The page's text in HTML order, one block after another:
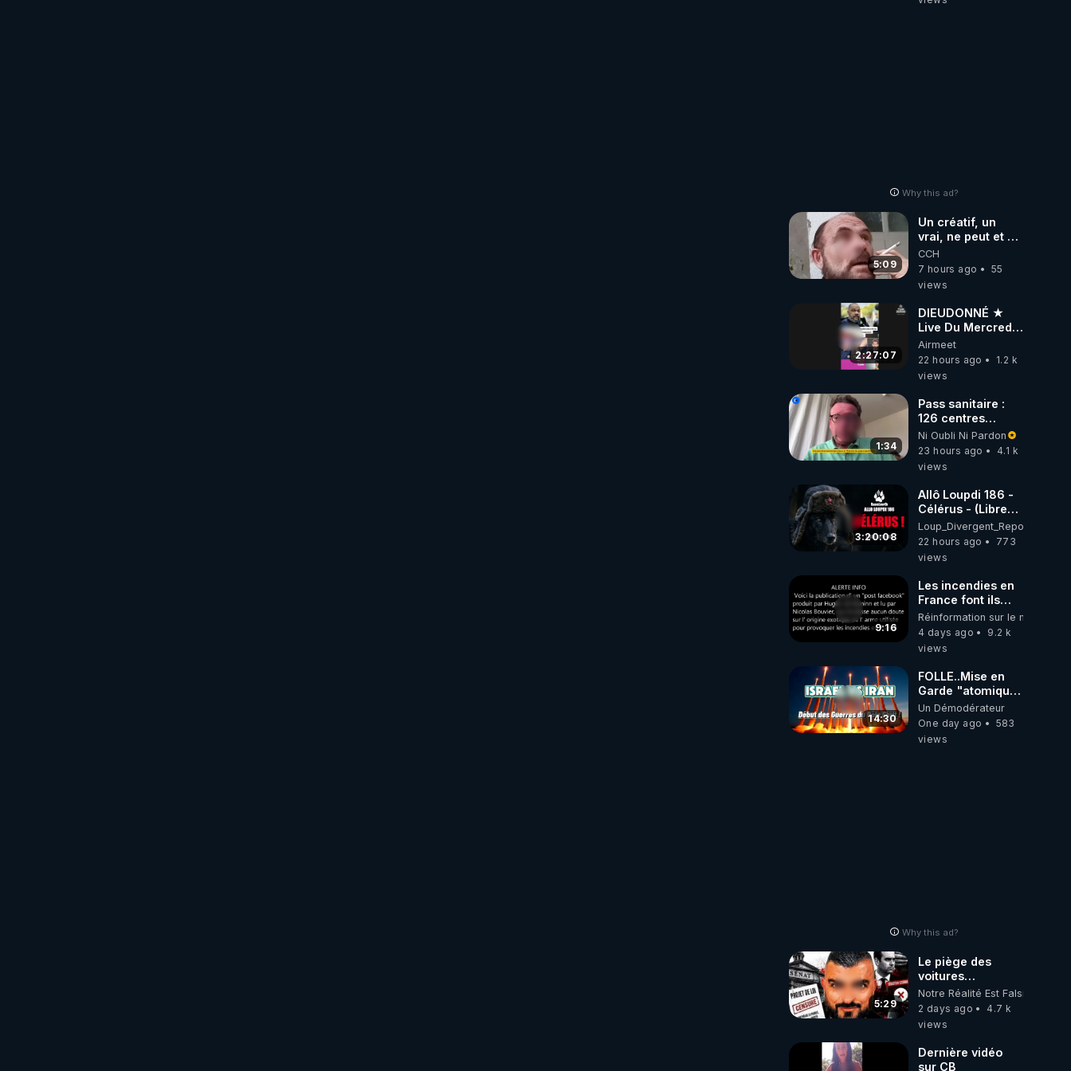
Why this ad?
5:09
Un créatif, un
vrai, ne peut et ne
doit pas faire
appel à
l'intelligence
CCH
7 hours ago
55
views
2:27:07
DIEUDONNÉ ★
Live Du Mercredi
5 Août 2026
Airmeet
22 hours ago
1.2 k
views
1:34
Pass sanitaire :
126 centres
commerciaux
concernés par
l'obligation dans
Ni Oubli Ni Pardon
23 hours ago
4.1 k
views
3:20:08
Allô Loupdi 186 -
Célérus - (Libre
Antenne) - Loup
Divergent
2026.08.06
Loup_Divergent_Reposts
22 hours ago
773
views
9:16
Les incendies en
France font ils
partie d' un plan
qui aurait débuté
le 11 septembre
Réinformation sur le monde
4 days ago
9.2 k
views
14:30
FOLLE..Mise en
Garde "atomique"
d'1Sérial Lanceur
d'ALERTES
combinant
Un Démodérateur
One day ago
583
views
Why this ad?
5:29
Le piège des
voitures
électriques se
referme sur les
usagers !
Notre Réalité Est Falsifiée Et
2 days ago
4.7 k
views
Dernière vidéo
sur CB